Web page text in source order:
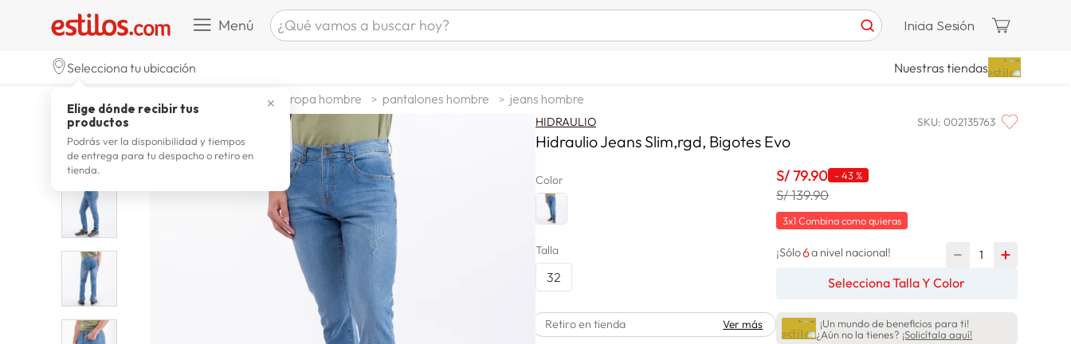
Menú ¿Qué vamos a buscar hoy?
2. celulares
3. zapatillas hombre
4. moda
5. zapatillas
6. tv
. laptop
terrex
spiderman
lavadora
Inicia Sesión
Selecciona tu ubicación
✕
Elige dónde recibir tus
productos
Podrás ver la disponibilidad y tiempos
de entrega para tu despacho o retiro en
tienda.
Nuestras tiendas
hombre ropa hombre pantalones hombre jeans hombre
HIDRAULIO SKU: 002135763
Hidraulio Jeans Slim,rgd, Bigotes Evo
Color
Talla
32
Retiro en tienda Ver más
S/79.90 -43 %
S/ 139.90
3x1 Combina como quieras
¡Sólo6a nivel nacional! ＋
－
Selecciona Talla Y Color
¡Un mundo de beneficios para ti!
¿Aún no la tienes? ¡Solicítala aquí!